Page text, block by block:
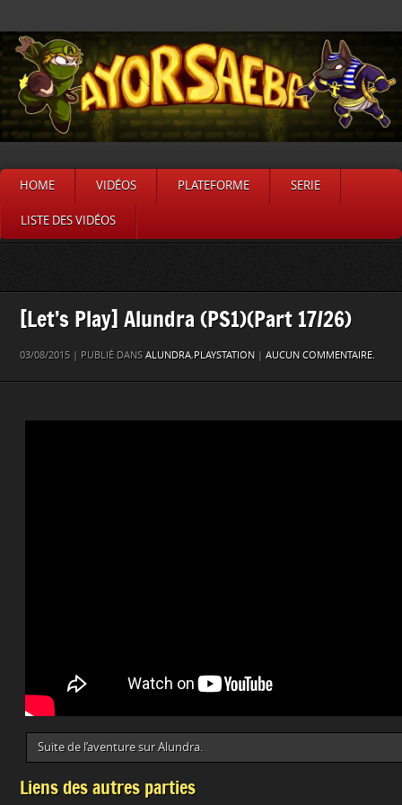
HOME VIDÉOS PLATEFORME SERIE
LISTE DES VIDÉOS
[Let’s Play] Alundra (PS1)(Part 17/26)
03/08/2015 | PUBLIÉ DANS ALUNDRA,PLAYSTATION AUCUN COMMENTAIRE.
Suite de l’aventure sur Alundra.
Liens des autres parties